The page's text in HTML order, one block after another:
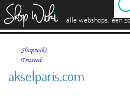
alle webshops. één
akselparis.com